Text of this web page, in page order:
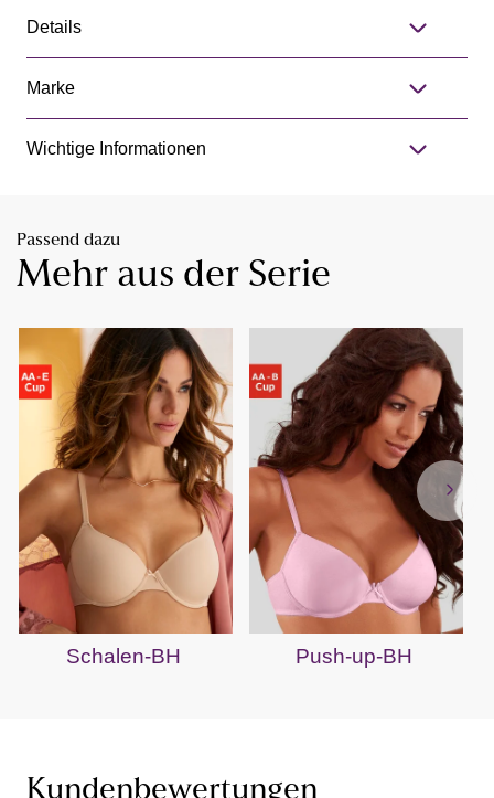
Details
Marke
Wichtige Informationen
Passend dazu
Mehr aus der Serie
Schalen-BH Push-up-BH
Kundenbewertungen